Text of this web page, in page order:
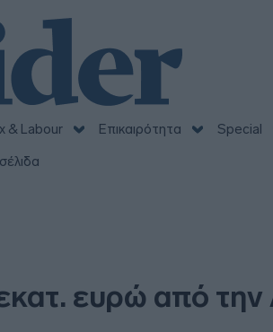
& Labour Επικαιρότητα Special
ευρώ από